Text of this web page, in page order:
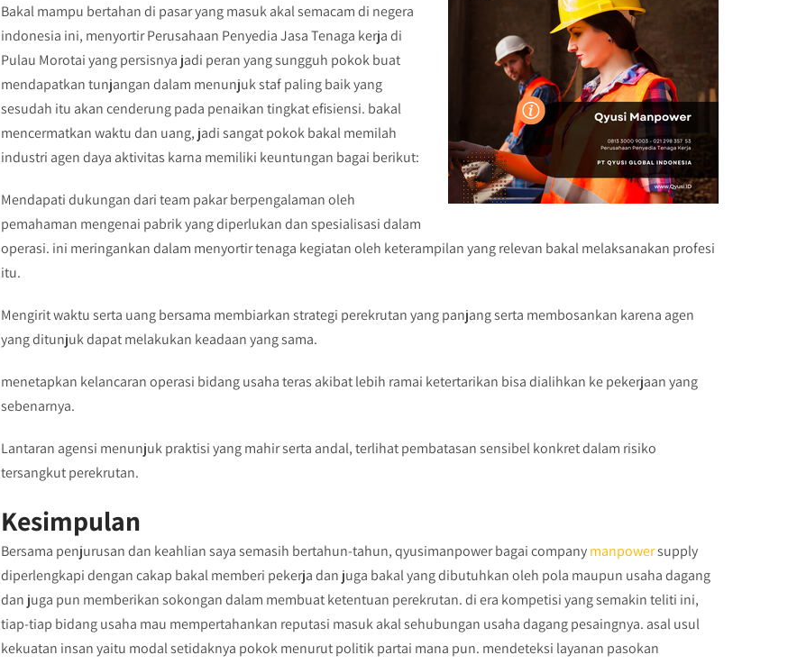
Bakal mampu bertahan di pasar yang masuk akal semacam di negera
indonesia ini, menyortir Perusahaan Penyedia Jasa Tenaga kerja di
Pulau Morotai yang persisnya jadi peran yang sungguh pokok buat
mendapatkan tunjangan dalam menunjuk staf paling baik yang
sesudah itu akan cenderung pada penaikan tingkat efisiensi. bakal
mencermatkan waktu dan uang, jadi sangat pokok bakal memilah
industri agen daya aktivitas karna memiliki keuntungan bagai berikut:
Mendapati dukungan dari team pakar berpengalaman oleh
pemahaman mengenai pabrik yang diperlukan dan spesialisasi dalam
operasi. ini meringankan dalam menyortir tenaga kegiatan oleh keterampilan yang relevan bakal melaksanakan profesi
itu.
Mengirit waktu serta uang bersama membiarkan strategi perekrutan yang panjang serta membosankan karena agen
yang ditunjuk dapat melakukan keadaan yang sama.
menetapkan kelancaran operasi bidang usaha teras akibat lebih ramai ketertarikan bisa dialihkan ke pekerjaan yang
sebenarnya.
Lantaran agensi menunjuk praktisi yang mahir serta andal, terlihat pembatasan sensibel konkret dalam risiko
tersangkut perekrutan.
Kesimpulan
Bersama penjurusan dan keahlian saya semasih bertahun-tahun, qyusimanpower bagai companymanpowersupply
diperlengkapi dengan cakap bakal memberi pekerja dan juga bakal yang dibutuhkan oleh pola maupun usaha dagang
dan juga pun memberikan sokongan dalam membuat ketentuan perekrutan. di era kompetisi yang semakin teliti ini,
tiap-tiap bidang usaha mau mempertahankan reputasi masuk akal sehubungan usaha dagang pesaingnya. asal usul
kekuatan insan yaitu modal setidaknya pokok menurut politik partai mana pun. mendeteksi layanan pasokan